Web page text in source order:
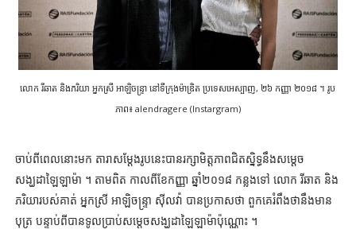
លោក រីឆាត និងភរិយា អ្នកស្រី អាឡិចន្ទ្រា នៅទីក្រុងម៉ាឌ្រិត ប្រទេសអេស្បាញ, ២៦ កញ្ញា ២០១៨ ។ រូប
ភាព៖ alendragere (Instargram)
ចាប់ពីពេលនោះមក តារាសម្ដែងរូបនេះបានរក្សាមិត្តភាពជិតស្និទ្ធនឹងសម្ដេច
សង្ឃដាឡៃឡាម៉ា ។ តាមពិត កាលពីខែកញ្ញា ឆ្នាំ២០១៨ កន្លងទៅ លោក រីឆាត និង
ភរិយារបស់គាត់ អ្នកស្រី អាឡិចន្ទ្រា ស៊ីលវ៉ា បានប្រកាសថា ពួកគេរំពឹងថានឹងមាន
បុត្រ បន្ទាប់ពីបានទូលប្រាប់សម្ដេចសង្ឃដាឡៃឡាម៉ាប៉ុណ្ណោះ ។